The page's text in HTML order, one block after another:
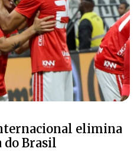
elimina
do Brasil